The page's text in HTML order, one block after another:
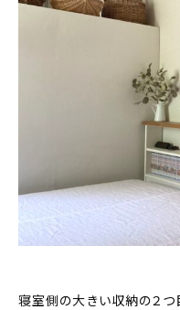
寝室側の大きい収納の２つ